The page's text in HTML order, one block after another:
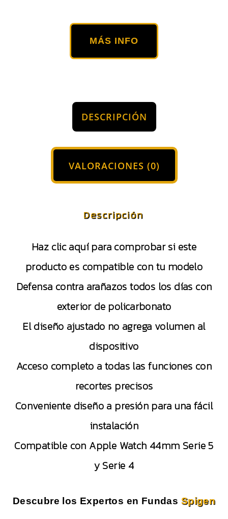
MÁS INFO
DESCRIPCIÓN
VALORACIONES (0)
Descripción
Haz clic aquí para comprobar si este
producto es compatible con tu modelo
Defensa contra arañazos todos los días con
exterior de policarbonato
El diseño ajustado no agrega volumen al
dispositivo
Acceso completo a todas las funciones con
recortes precisos
Conveniente diseño a presión para una fácil
instalación
Compatible con Apple Watch 44mm Serie 5
y Serie 4
Descubre los Expertos en Fundas Spigen